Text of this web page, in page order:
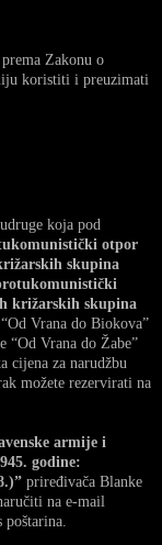
Zakonu o
koristiti i preuzimati
koja pod
otpor
skupina
križarskih skupina
Vrana do Biokova”
“Od Vrana do Žabe”
cijena za narudžbu
možete rezervirati na
armije i
godine:
priređivača Blanke
na e-mail